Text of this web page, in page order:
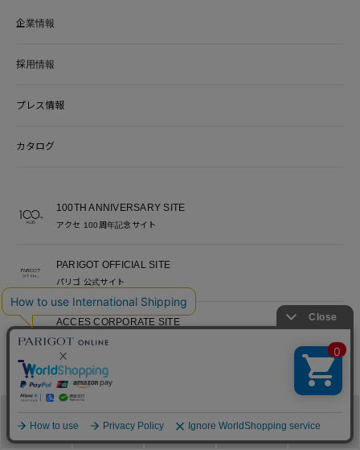
ブランド 閲覧履歴
企業情報
採用情報
プレス情報
カタログ
100TH ANNIVERSARY SITE
アクセ 100周年記念サイト
PARIGOT OFFICIAL SITE
パリゴ 公式サイト
ACCES CORPORATE SITE
アクセ コーポレートサイト
ACCES RECRUITE SITE
アクセ採用サイト